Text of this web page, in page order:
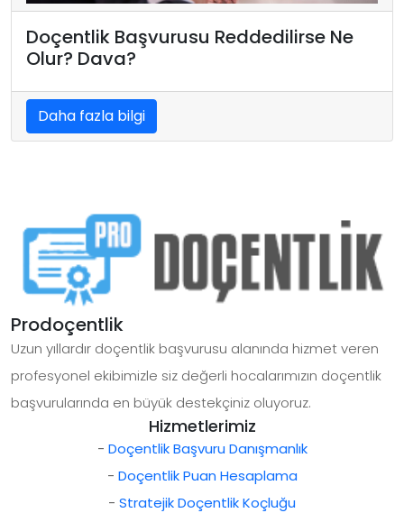
Doçentlik Başvurusu Reddedilirse Ne
Olur? Dava?
Daha fazla bilgi
Prodoçentlik
Uzun yıllardır doçentlik başvurusu alanında hizmet veren
profesyonel ekibimizle siz değerli hocalarımızın doçentlik
başvurularında en büyük destekçiniz oluyoruz.
Hizmetlerimiz
- Doçentlik Başvuru Danışmanlık
- Doçentlik Puan Hesaplama
- Stratejik Doçentlik Koçluğu